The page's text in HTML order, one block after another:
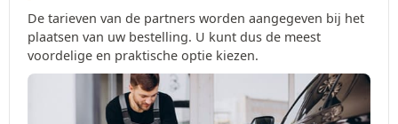
De tarieven van de partners worden aangegeven bij het
plaatsen van uw bestelling. U kunt dus de meest
voordelige en praktische optie kiezen.